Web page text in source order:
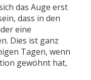
das Auge erst
dass in den
eine
Dies ist ganz
Tagen, wenn
gewöhnt hat,